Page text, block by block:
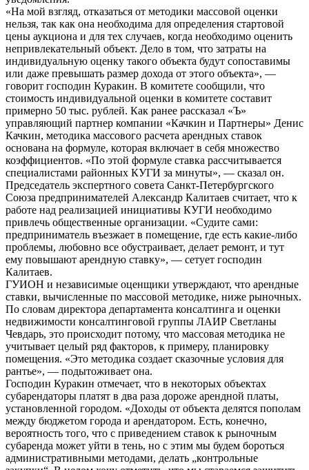
«На мой взгляд, отказаться от методики массовой оценки
нельзя, так как она необходима для определения стартовой
цены аукциона и для тех случаев, когда необходимо оценить
непривлекательный объект. Дело в том, что затраты на
индивидуальную оценку такого объекта будут сопоставимы
или даже превышать размер дохода от этого объекта», —
говорит господин Куракин. В комитете сообщили, что
стоимость индивидуальной оценки в комитете составит
примерно 50 тыс. рублей. Как ранее рассказал «Ъ»
управляющий партнер компании «Качкин и Партнеры» Денис
Качкин, методика массового расчета арендных ставок
основана на формуле, которая включает в себя множество
коэффициентов. «По этой формуле ставка рассчитывается
специалистами районных КУГИ за минуты», — сказал он.
Председатель экспертного совета Санкт-Петербургского
Союза предпринимателей Александр Калитаев считает, что к
работе над реализацией инициативы КУГИ необходимо
привлечь общественные организации. «Судите сами:
предприниматель въезжает в помещение, где есть какие-либо
проблемы, любовно все обустраивает, делает ремонт, и тут
ему повышают арендную ставку», — сетует господин
Калитаев.
ГУИОН и независимые оценщики утверждают, что арендные
ставки, вычисленные по массовой методике, ниже рыночных.
По словам директора департамента консалтинга и оценки
недвижимости консалтинговой группы ЛАИР Светланы
Чевдарь, это происходит потому, что массовая методика не
учитывает целый ряд факторов, к примеру, планировку
помещения. «Это методика создает сказочные условия для
рантье», — подытоживает она.
Господин Куракин отмечает, что в некоторых объектах
субарендаторы платят в два раза дороже арендной платы,
установленной городом. «Доходы от объекта делятся пополам
между бюджетом города и арендатором. Есть, конечно,
вероятность того, что с приведением ставок к рыночным
субаренда может уйти в тень, но с этим мы будем бороться
административными методами, делать „контрольные